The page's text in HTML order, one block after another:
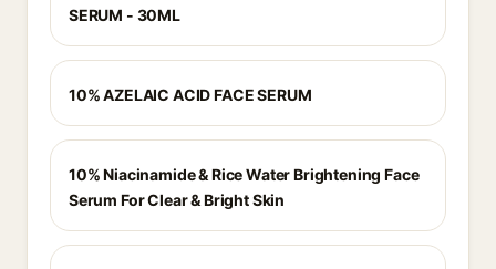
SERUM - 30ML
10% AZELAIC ACID FACE SERUM
10% Niacinamide & Rice Water Brightening Face
Serum For Clear & Bright Skin